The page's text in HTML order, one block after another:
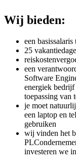
Wij bieden:
een
25
een
Software
energiek
toepassing van
je moet
een laptop en
gebruiken
wij vinden het
investeren we